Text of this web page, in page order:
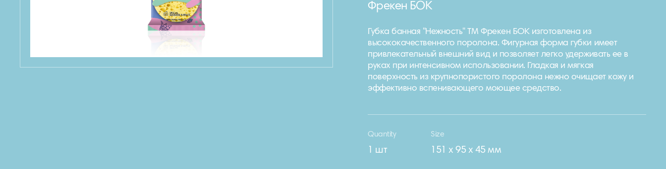
Фрекен БОК
Губка банная "Нежность" ТМ Фрекен БОК изготовлена ​​из
высококачественного поролона. Фигурная форма губки имеет
привлекательный внешний вид и позволяет легко удерживать ее в
руках при интенсивном использовании. Гладкая и мягкая
поверхность из крупнопористого поролона нежно очищает кожу и
эффективно вспенивающего моющее средство.
Quantity
1 шт
Size
151 х 95 х 45 мм